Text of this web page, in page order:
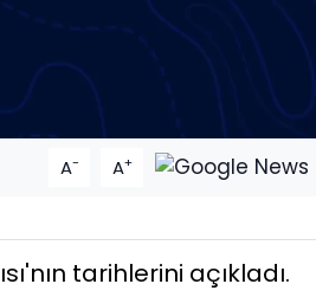
A- A+
tarihlerini açıkladı.